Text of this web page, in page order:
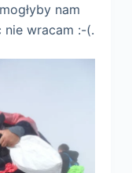
nam
wracam :-(.